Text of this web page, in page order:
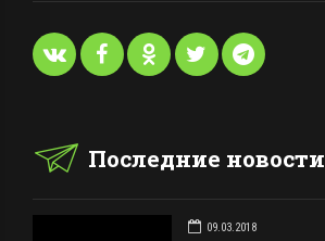
Последние новости
09.03.2018